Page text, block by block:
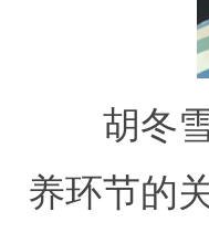
胡冬雪
养环节的